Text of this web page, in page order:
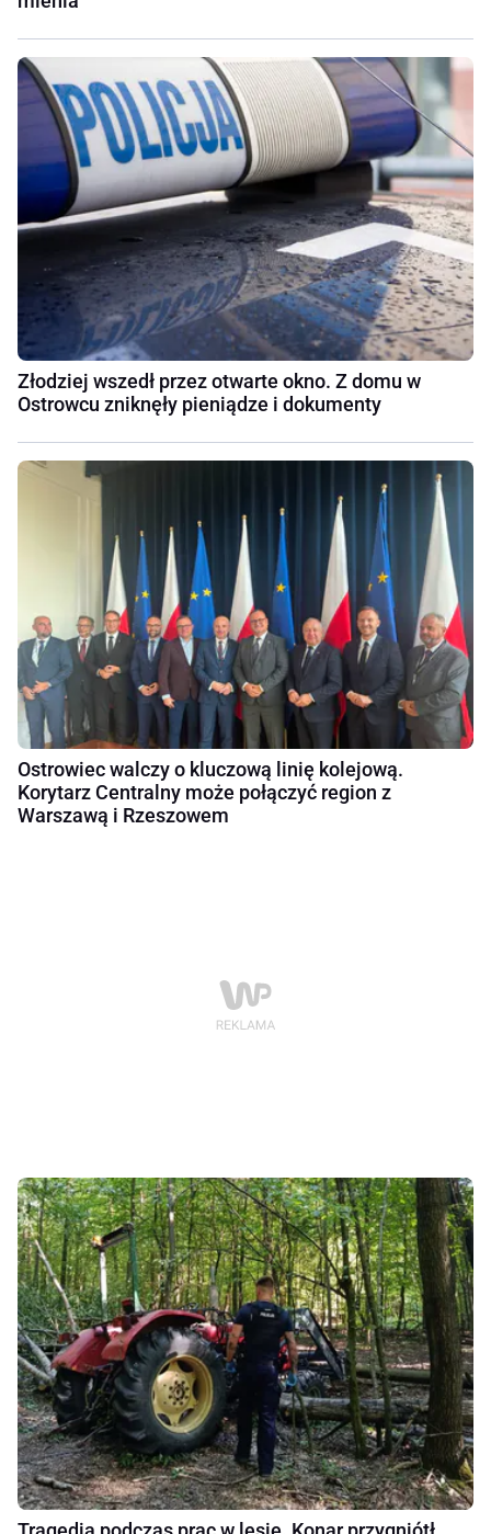
Złodziej wszedł przez otwarte okno. Z domu w
Ostrowcu zniknęły pieniądze i dokumenty
Ostrowiec walczy o kluczową linię kolejową.
Korytarz Centralny może połączyć region z
Warszawą i Rzeszowem